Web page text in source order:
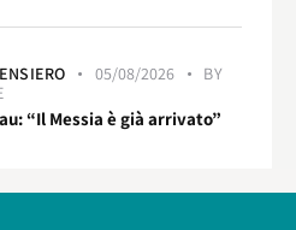
05/08/2026
BY
“Il Messia è già arrivato”